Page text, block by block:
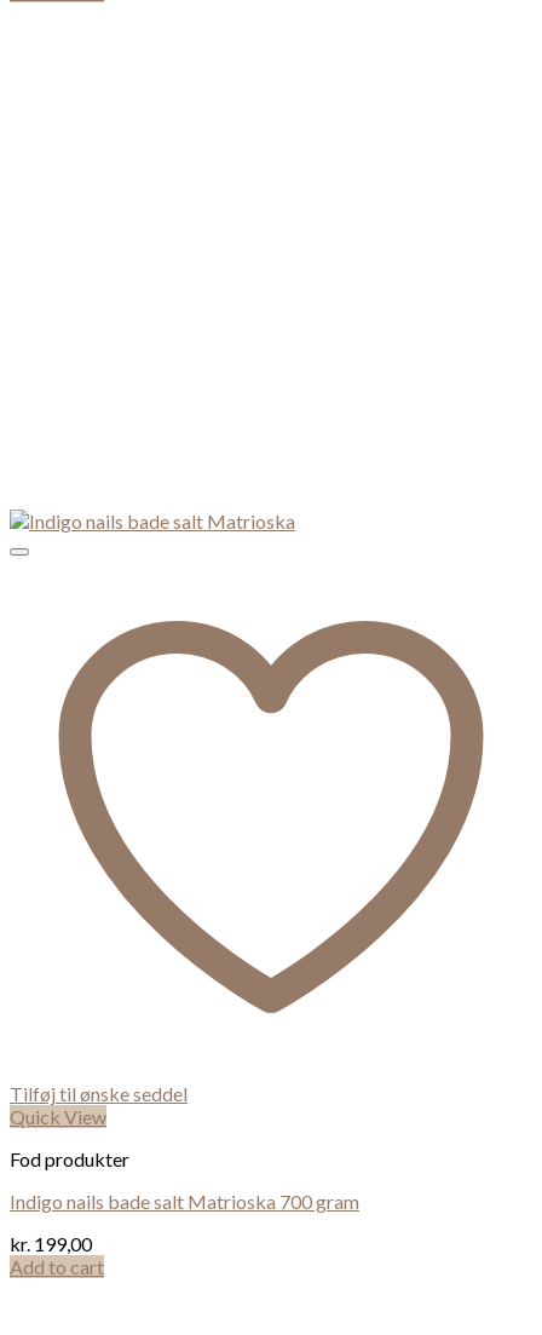
Tilføj til ønske seddel
Quick View
Fod produkter
Indigo nails bade salt Matrioska 700 gram
kr. 199,00
Add to cart